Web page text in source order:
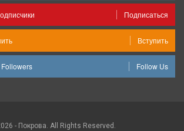
Подписаться
Вступить
Followers Follow Us
- Покрова. All Rights Reserved.